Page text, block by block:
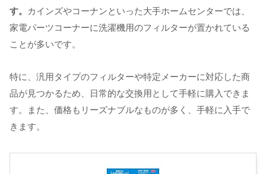
す。
カインズやコーナンといった大手ホームセンターでは、
家電パーツコーナーに洗濯機用のフィルターが置かれている
ことが多いです。
特に、汎用タイプのフィルターや特定メーカーに対応した商
品が見つかるため、日常的な交換用として手軽に購入できま
す。また、価格もリーズナブルなものが多く、手軽に入手で
きます。